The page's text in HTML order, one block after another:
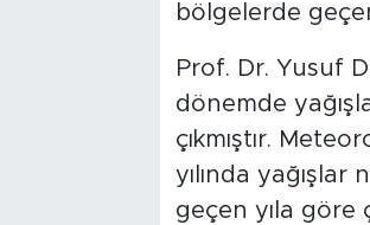
bölgelerde
Prof. Dr. Yusuf
dönemde
çıkmıştır.
yılında
geçen yıla göre